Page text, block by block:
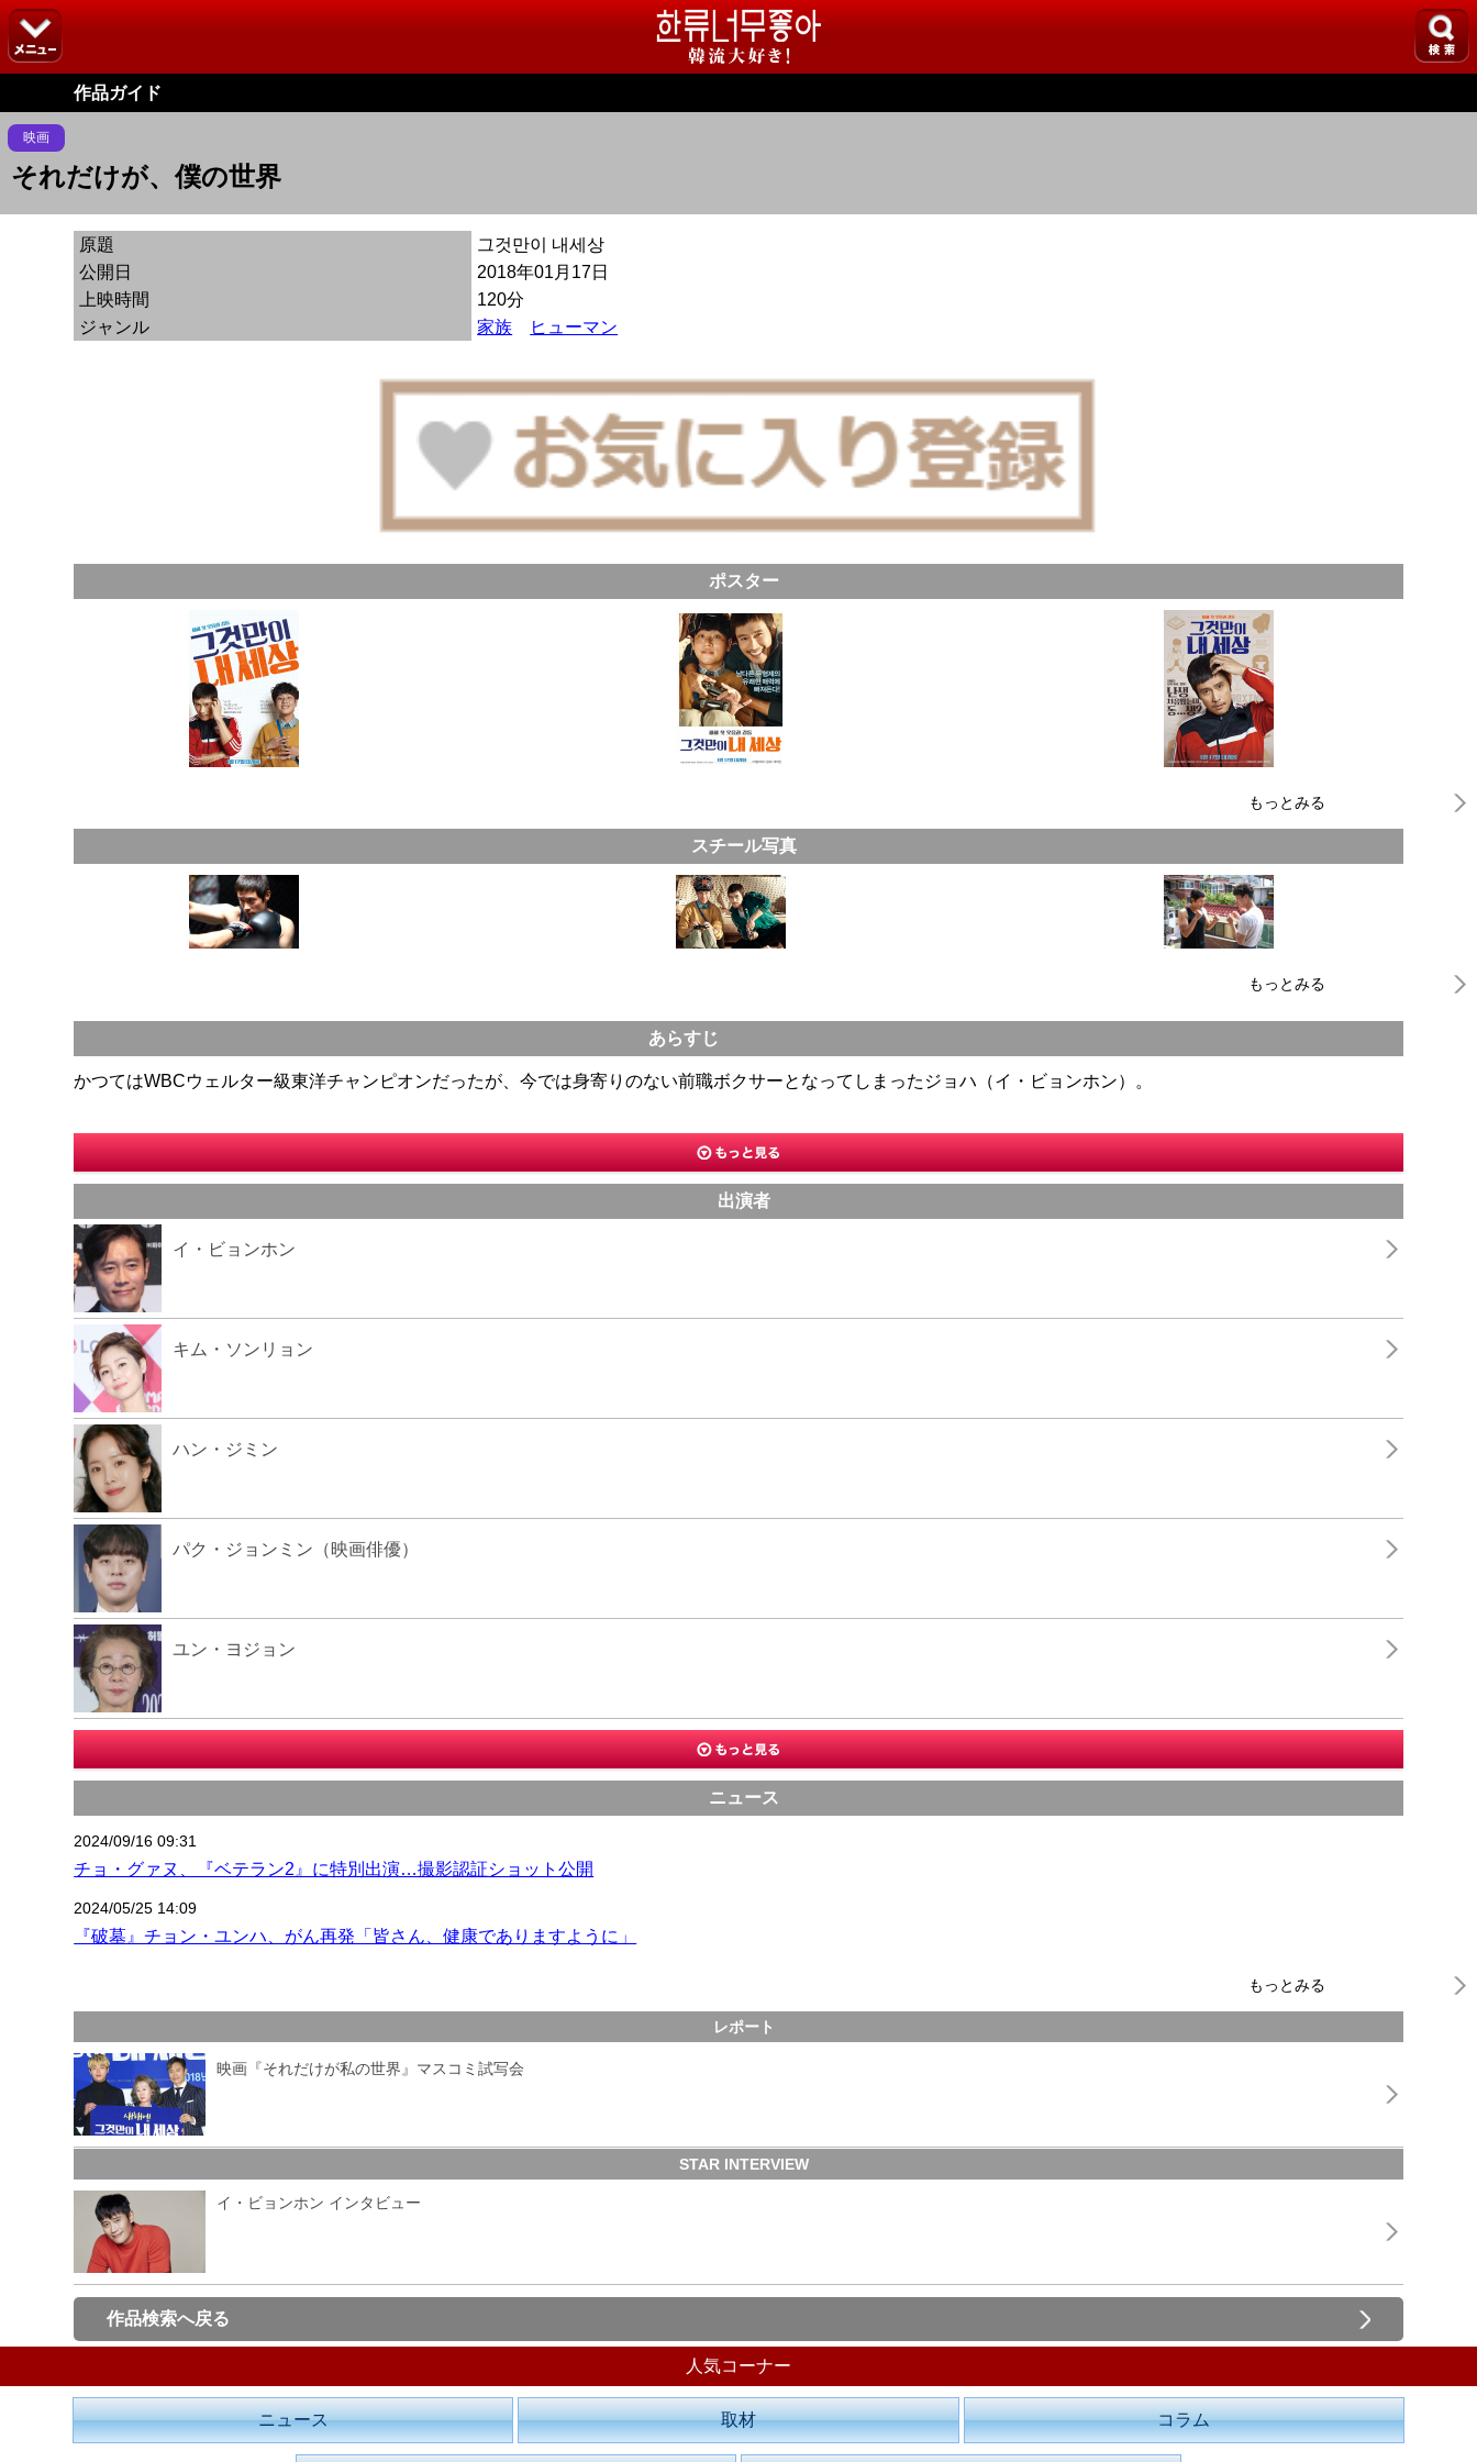
作品ガイド
映画
それだけが、僕の世界
原題
그것만이 내세상
公開日
2018年01月17日
上映時間
120分
ジャンル
家族 ヒューマン
ポスター
もっとみる
スチール写真
もっとみる
あらすじ
かつてはWBCウェルター級東洋チャンピオンだったが、今では身寄りのない前職ボクサーとなってしまったジョハ（イ・ビョンホン）。
出演者
イ・ビョンホン
キム・ソンリョン
ハン・ジミン
パク・ジョンミン（映画俳優）
ユン・ヨジョン
ニュース
2024/09/16 09:31
チョ・グァヌ、『ベテラン2』に特別出演…撮影認証ショット公開
2024/05/25 14:09
『破墓』チョン・ユンハ、がん再発「皆さん、健康でありますように」
もっとみる
レポート
映画『それだけが私の世界』マスコミ試写会
STAR INTERVIEW
イ・ビョンホン インタビュー
作品検索へ戻る
人気コーナー
ニュース 取材 コラム